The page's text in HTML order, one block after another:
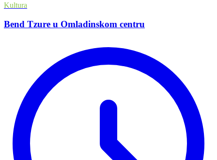
Kultura
Bend Tzure u Omladinskom centru